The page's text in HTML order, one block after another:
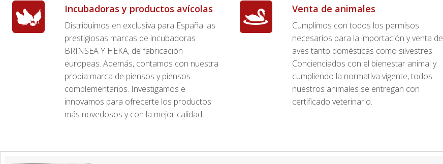
Incubadoras y productos avícolas
Distribuimos en exclusiva para España las
prestigiosas marcas de incubadoras
BRINSEA Y HEKA, de fabricación
europeas. Además, contamos con nuestra
propia marca de piensos y piensos
complementarios. Investigamos e
innovamos para ofrecerte los productos
más novedosos y con la mejor calidad.
Venta de animales
Cumplimos con todos los permisos
necesarios para la importación y venta de
aves tanto domésticas como silvestres.
Concienciados con el bienestar animal y
cumpliendo la normativa vigente, todos
nuestros animales se entregan con
certificado veterinario.